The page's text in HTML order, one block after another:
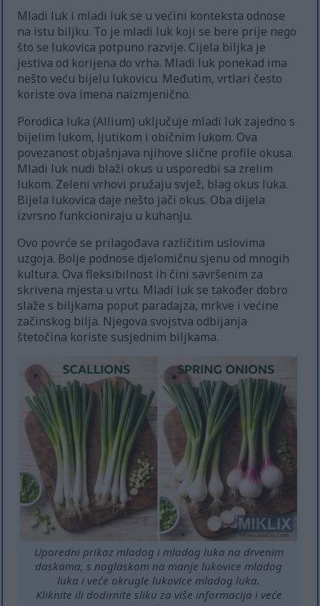
Mladi luk i mladi luk se u većini konteksta odnose
na istu biljku. To je mladi luk koji se bere prije nego
što se lukovica potpuno razvije. Cijela biljka je
jestiva od korijena do vrha. Mladi luk ponekad ima
nešto veću bijelu lukovicu. Međutim, vrtlari često
koriste ova imena naizmjenično.
Porodica luka (Allium) uključuje mladi luk zajedno s
bijelim lukom, ljutikom i običnim lukom. Ova
povezanost objašnjava njihove slične profile okusa.
Mladi luk nudi blaži okus u usporedbi sa zrelim
lukom. Zeleni vrhovi pružaju svjež, blag okus luka.
Bijela lukovica daje nešto jači okus. Oba dijela
izvrsno funkcioniraju u kuhanju.
Ovo povrće se prilagođava različitim uslovima
uzgoja. Bolje podnose djelomičnu sjenu od mnogih
kultura. Ova fleksibilnost ih čini savršenim za
skrivena mjesta u vrtu. Mladi luk se također dobro
slaže s biljkama poput paradajza, mrkve i većine
začinskog bilja. Njegova svojstva odbijanja
štetočina koriste susjednim biljkama.
Uporedni prikaz mladog i mladog luka na drvenim
daskama, s naglaskom na manje lukovice mladog
luka i veće okrugle lukovice mladog luka.
Kliknite ili dodirnite sliku za više informacija i veće